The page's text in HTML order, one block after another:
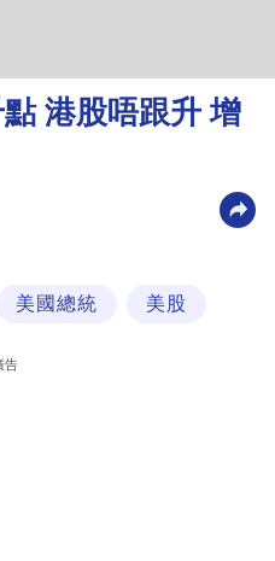
港股唔跟升 增
美國總統 美股
告